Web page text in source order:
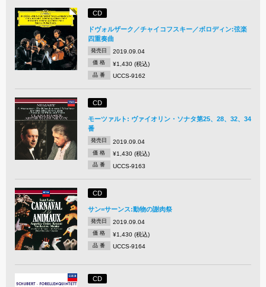
CD
ドヴォルザーク／チャイコフスキー／ボロディン:弦楽
四重奏曲
発売日 2019.09.04
価 格 ¥1,430 (税込)
品 番 UCCS-9162
CD
モーツァルト: ヴァイオリン・ソナタ第25、28、32、34
番
発売日 2019.09.04
価 格 ¥1,430 (税込)
品 番 UCCS-9163
CD
サン=サーンス:動物の謝肉祭
発売日 2019.09.04
価 格 ¥1,430 (税込)
品 番 UCCS-9164
CD